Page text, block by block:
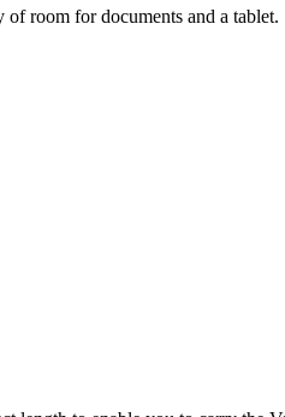
room for documents and a tablet.